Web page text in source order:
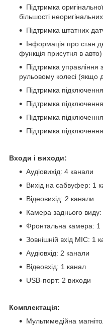
Підтримка
більшості
Підтримка штатних
Інформація про стан
функція присутня в авто)
Підтримка
рульовому колесі (якщо
Підтримка
Підтримка
Підтримка
Підтримка
Входи і виходи:
Аудіовихід: 4 канали
Вихід на сабвуфер: 1
Відеовихід: 2 канали
Камера заднього
Фронтальна камера: 1
Зовнішній вхід MIC: 1
Аудіовхід: 2 канали
Відеовхід: 1 канал
USB-порт: 2 виходи
Комплектація:
Мультимедійна